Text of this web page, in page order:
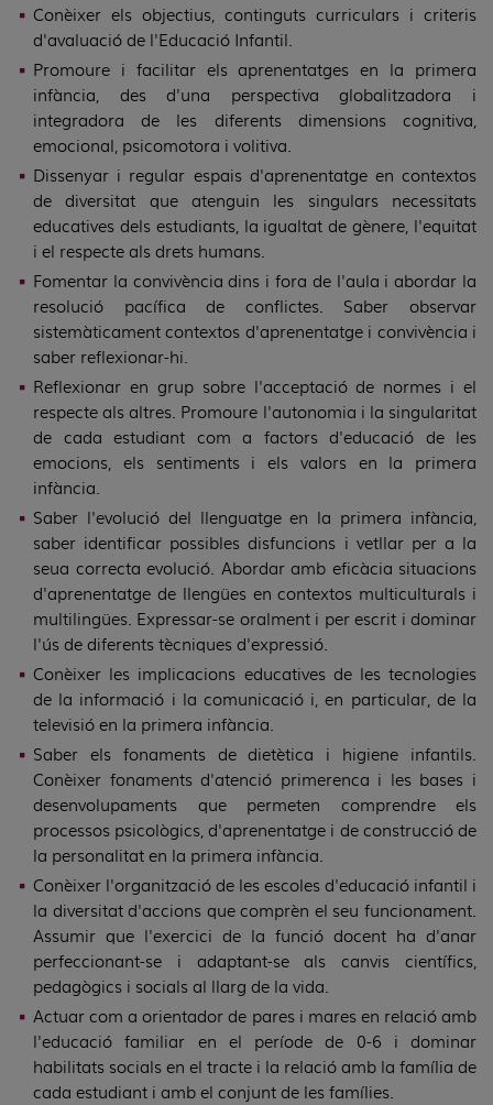
Conèixer els objectius, continguts curriculars i criteris
d'avaluació de l'Educació Infantil.
Promoure i facilitar els aprenentatges en la primera
infància, des d'una perspectiva globalitzadora i
integradora de les diferents dimensions cognitiva,
emocional, psicomotora i volitiva.
Dissenyar i regular espais d'aprenentatge en contextos
de diversitat que atenguin les singulars necessitats
educatives dels estudiants, la igualtat de gènere, l'equitat
i el respecte als drets humans.
Fomentar la convivència dins i fora de l'aula i abordar la
resolució pacífica de conflictes. Saber observar
sistemàticament contextos d'aprenentatge i convivència i
saber reflexionar-hi.
Reflexionar en grup sobre l'acceptació de normes i el
respecte als altres. Promoure l'autonomia i la singularitat
de cada estudiant com a factors d'educació de les
emocions, els sentiments i els valors en la primera
infància.
Saber l'evolució del llenguatge en la primera infància,
saber identificar possibles disfuncions i vetllar per a la
seua correcta evolució. Abordar amb eficàcia situacions
d'aprenentatge de llengües en contextos multiculturals i
multilingües. Expressar-se oralment i per escrit i dominar
l'ús de diferents tècniques d'expressió.
Conèixer les implicacions educatives de les tecnologies
de la informació i la comunicació i, en particular, de la
televisió en la primera infància.
Saber els fonaments de dietètica i higiene infantils.
Conèixer fonaments d'atenció primerenca i les bases i
desenvolupaments que permeten comprendre els
processos psicològics, d'aprenentatge i de construcció de
la personalitat en la primera infància.
Conèixer l'organització de les escoles d'educació infantil i
la diversitat d'accions que comprèn el seu funcionament.
Assumir que l'exercici de la funció docent ha d'anar
perfeccionant-se i adaptant-se als canvis científics,
pedagògics i socials al llarg de la vida.
Actuar com a orientador de pares i mares en relació amb
l'educació familiar en el període de 0-6 i dominar
habilitats socials en el tracte i la relació amb la família de
cada estudiant i amb el conjunt de les famílies.